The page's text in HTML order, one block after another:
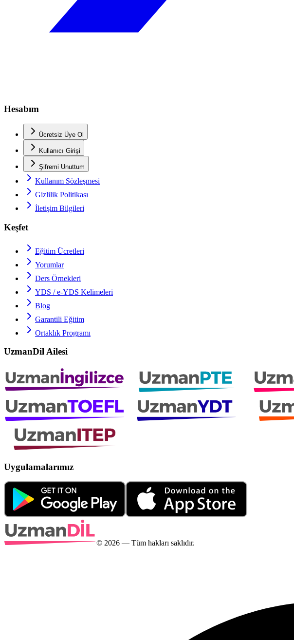
Hesabım
Ücretsiz Üye Ol
Kullanıcı Girişi
Şifremi Unuttum
Kullanım Sözleşmesi
Gizlilik Politikası
İletişim Bilgileri
Keşfet
Eğitim Ücretleri
Yorumlar
Ders Örnekleri
YDS / e-YDS Kelimeleri
Blog
Garantili Eğitim
Ortaklık Programı
UzmanDil Ailesi
Uygulamalarımız
© 2026 — Tüm hakları saklıdır.